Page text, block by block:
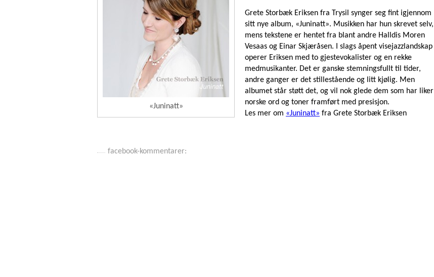
«Juninatt»
Grete Storbæk Eriksen fra Trysil synger seg fint igjennom
sitt nye album, «Juninatt». Musikken har hun skrevet selv,
mens tekstene er hentet fra blant andre Halldis Moren
Vesaas og Einar Skjæråsen. I slags åpent visejazzlandskap
operer Eriksen med to gjestevokalister og en rekke
medmusikanter. Det er ganske stemningsfullt til tider,
andre ganger er det stillestående og litt kjølig. Men
albumet står støtt det, og vil nok glede dem som har liker
norske ord og toner framført med presisjon.
Les mer om «Juninatt» fra Grete Storbæk Eriksen